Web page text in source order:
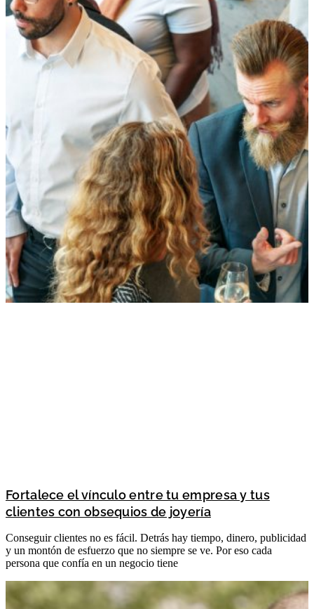
Fortalece el vínculo entre tu empresa y tus
clientes con obsequios de joyería
Conseguir clientes no es fácil. Detrás hay tiempo, dinero, publicidad
y un montón de esfuerzo que no siempre se ve. Por eso cada
persona que confía en un negocio tiene